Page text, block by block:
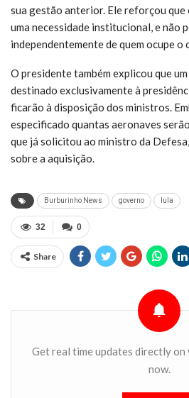
sua gestão anterior. Ele reforçou que
uma necessidade institucional, e não
independentemente de quem ocupe o
O presidente também explicou que
destinado exclusivamente à
ficarão à disposição dos ministros.
especificado quantas aeronaves
que já solicitou ao ministro da
sobre a aquisição.
Burburinho News governo lula
0
32
Share
Get real time updates directly on
now.